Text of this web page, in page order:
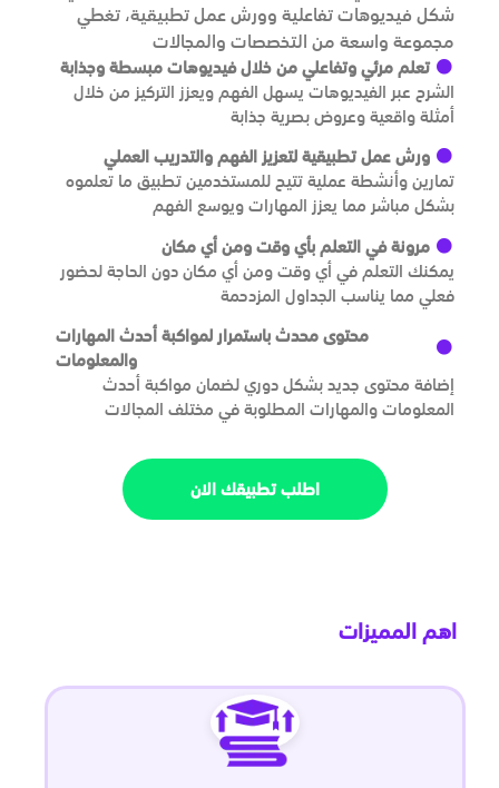
شكل فيديوهات تفاعلية وورش عمل تطبيقية، تغطي
مجموعة واسعة من التخصصات والمجالات
تعلم مرئي وتفاعلي من خلال فيديوهات مبسطة وجذابة
الشرح عبر الفيديوهات يسهل الفهم ويعزز التركيز من خلال
أمثلة واقعية وعروض بصرية جذابة
ورش عمل تطبيقية لتعزيز الفهم والتدريب العملي
تمارين وأنشطة عملية تتيح للمستخدمين تطبيق ما تعلموه
بشكل مباشر مما يعزز المهارات ويوسع الفهم
مرونة في التعلم بأي وقت ومن أي مكان
يمكنك التعلم في أي وقت ومن أي مكان دون الحاجة لحضور
فعلي مما يناسب الجداول المزدحمة
محتوى محدث باستمرار لمواكبة أحدث المهارات
والمعلومات
إضافة محتوى جديد بشكل دوري لضمان مواكبة أحدث
المعلومات والمهارات المطلوبة في مختلف المجالات
اطلب تطبيقك الان
اهم المميزات